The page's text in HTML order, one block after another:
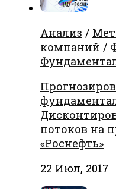
Анализ /
компаний /
потоков на
«Роснефть»
22 Июл, 2017